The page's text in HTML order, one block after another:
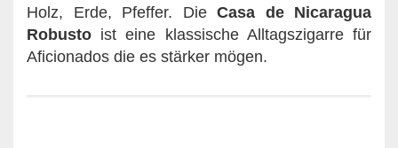
Holz, Erde, Pfeffer. Die Casa de Nicaragua
Robusto ist eine klassische Alltagszigarre für
Aficionados die es stärker mögen.